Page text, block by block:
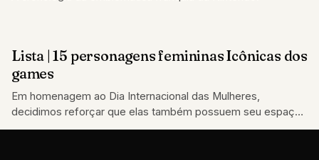
LISTAS
Lista | 15 personagens femininas Icônicas dos
games
Em homenagem ao Dia Internacional das Mulheres,
decidimos reforçar que elas também possuem seu espaço
no universo dos jogos através de uma…